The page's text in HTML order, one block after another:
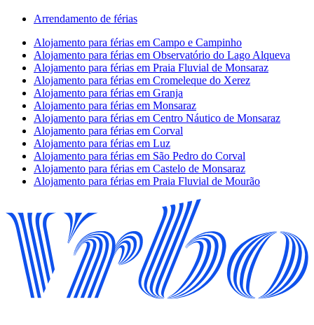
Arrendamento de férias
Alojamento para férias em Campo e Campinho
Alojamento para férias em Observatório do Lago Alqueva
Alojamento para férias em Praia Fluvial de Monsaraz
Alojamento para férias em Cromeleque do Xerez
Alojamento para férias em Granja
Alojamento para férias em Monsaraz
Alojamento para férias em Centro Náutico de Monsaraz
Alojamento para férias em Corval
Alojamento para férias em Luz
Alojamento para férias em São Pedro do Corval
Alojamento para férias em Castelo de Monsaraz
Alojamento para férias em Praia Fluvial de Mourão